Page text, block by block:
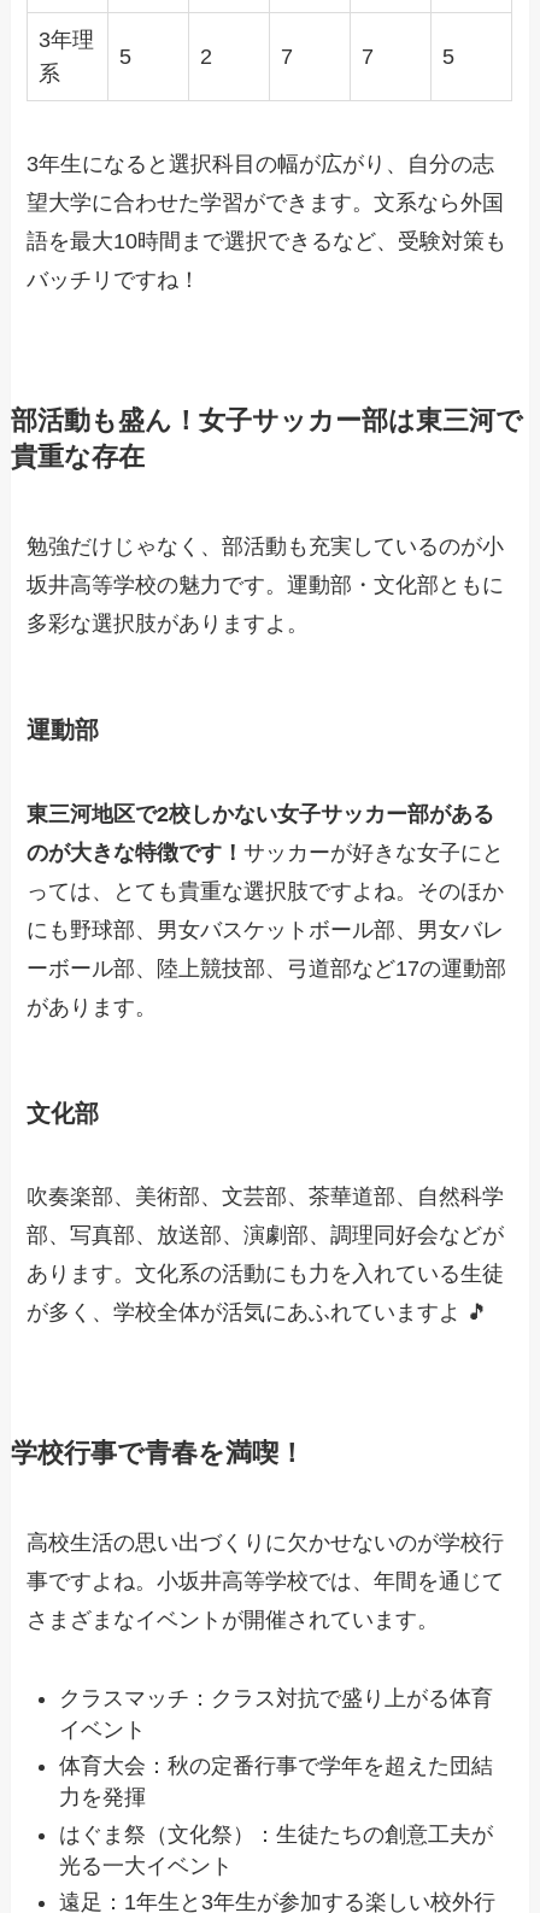
3年理
系
5 2 7 7 5
3年生になると選択科目の幅が広がり、自分の志
望大学に合わせた学習ができます。文系なら外国
語を最大10時間まで選択できるなど、受験対策も
バッチリですね！
部活動も盛ん！女子サッカー部は東三河で
貴重な存在
勉強だけじゃなく、部活動も充実しているのが小
坂井高等学校の魅力です。運動部・文化部ともに
多彩な選択肢がありますよ。
運動部
東三河地区で2校しかない女子サッカー部がある
のが大きな特徴です！サッカーが好きな女子にと
っては、とても貴重な選択肢ですよね。そのほか
にも野球部、男女バスケットボール部、男女バレ
ーボール部、陸上競技部、弓道部など17の運動部
があります。
文化部
吹奏楽部、美術部、文芸部、茶華道部、自然科学
部、写真部、放送部、演劇部、調理同好会などが
あります。文化系の活動にも力を入れている生徒
が多く、学校全体が活気にあふれていますよ 🎵
学校行事で青春を満喫！
高校生活の思い出づくりに欠かせないのが学校行
事ですよね。小坂井高等学校では、年間を通じて
さまざまなイベントが開催されています。
クラスマッチ：クラス対抗で盛り上がる体育
イベント
体育大会：秋の定番行事で学年を超えた団結
力を発揮
はぐま祭（文化祭）：生徒たちの創意工夫が
光る一大イベント
遠足：1年生と3年生が参加する楽しい校外行